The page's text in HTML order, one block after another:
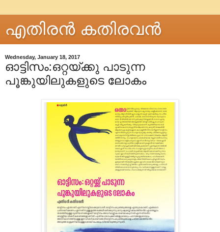
എതിരന്‍ കതിരവന്‍
Wednesday, January 18, 2017
ഓട്ടിസം:ഒറ്റയ്ക്കു പാടുന്ന
പൂങ്കുയിലുകളുടെ ലോകം